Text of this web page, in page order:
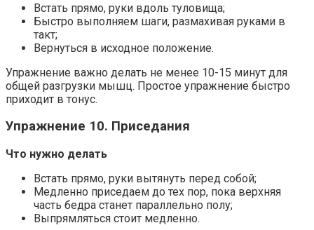
Встать прямо, руки вдоль туловища;
Быстро выполняем шаги, размахивая руками в
такт;
Вернуться в исходное положение.
Упражнение важно делать не менее 10-15 минут для
общей разгрузки мышц. Простое упражнение быстро
приходит в тонус.
Упражнение 10. Приседания
Что нужно делать
Встать прямо, руки вытянуть перед собой;
Медленно приседаем до тех пор, пока верхняя
часть бедра станет параллельно полу;
Выпрямляться стоит медленно.